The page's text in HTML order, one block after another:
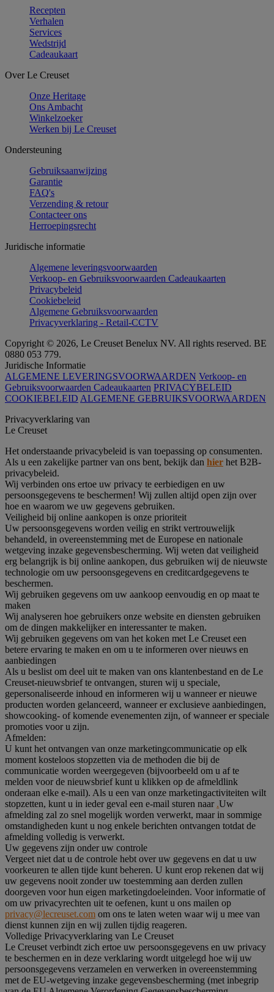
Recepten
Verhalen
Services
Wedstrijd
Cadeaukaart
Over Le Creuset
Onze Heritage
Ons Ambacht
Winkelzoeker
Werken bij Le Creuset
Ondersteuning
Gebruiksaanwijzing
Garantie
FAQ's
Verzending & retour
Contacteer ons
Herroepingsrecht
Juridische informatie
Algemene leveringsvoorwaarden
Verkoop- en Gebruiksvoorwaarden Cadeaukaarten
Privacybeleid
Cookiebeleid
Algemene Gebruiksvoorwaarden
Privacyverklaring - Retail-CCTV
Copyright © 2026, Le Creuset Benelux NV. All rights reserved. BE
0880 053 779.
Juridische Informatie
ALGEMENE LEVERINGSVOORWAARDEN Verkoop- en
Gebruiksvoorwaarden Cadeaukaarten PRIVACYBELEID
COOKIEBELEID ALGEMENE GEBRUIKSVOORWAARDEN
Privacyverklaring van
Le Creuset
Het onderstaande privacybeleid is van toepassing op consumenten.
Als u een zakelijke partner van ons bent, bekijk dan hier het B2B-
privacybeleid.
Wij verbinden ons ertoe uw privacy te eerbiedigen en uw
persoonsgegevens te beschermen! Wij zullen altijd open zijn over
hoe en waarom we uw gegevens gebruiken.
Veiligheid bij online aankopen is onze prioriteit
Uw persoonsgegevens worden veilig en strikt vertrouwelijk
behandeld, in overeenstemming met de Europese en nationale
wetgeving inzake gegevensbescherming. Wij weten dat veiligheid
erg belangrijk is bij online aankopen, dus gebruiken wij de nieuwste
technologie om uw persoonsgegevens en creditcardgegevens te
beschermen.
Wij gebruiken gegevens om uw aankoop eenvoudig en op maat te
maken
Wij analyseren hoe gebruikers onze website en diensten gebruiken
om de dingen makkelijker en interessanter te maken.
Wij gebruiken gegevens om van het koken met Le Creuset een
betere ervaring te maken en om u te informeren over nieuws en
aanbiedingen
Als u beslist om deel uit te maken van ons klantenbestand en de Le
Creuset-nieuwsbrief te ontvangen, sturen wij u speciale,
gepersonaliseerde inhoud en informeren wij u wanneer er nieuwe
producten worden gelanceerd, wanneer er exclusieve aanbiedingen,
showcooking- of komende evenementen zijn, of wanneer er speciale
promoties voor u zijn.
Afmelden:
U kunt het ontvangen van onze marketingcommunicatie op elk
moment kosteloos stopzetten via de methoden die bij de
communicatie worden weergegeven (bijvoorbeeld om u af te
melden voor de nieuwsbrief kunt u klikken op de afmeldlink
onderaan elke e-mail). Als u een van onze marketingactiviteiten wilt
stopzetten, kunt u in ieder geval een e-mail sturen naar .Uw
afmelding zal zo snel mogelijk worden verwerkt, maar in sommige
omstandigheden kunt u nog enkele berichten ontvangen totdat de
afmelding volledig is verwerkt.
Uw gegevens zijn onder uw controle
Vergeet niet dat u de controle hebt over uw gegevens en dat u uw
voorkeuren te allen tijde kunt beheren. U kunt erop rekenen dat wij
uw gegevens nooit zonder uw toestemming aan derden zullen
doorgeven voor hun eigen marketingdoeleinden. Voor informatie of
om uw privacyrechten uit te oefenen, kunt u ons mailen op
privacy@lecreuset.com om ons te laten weten waar wij u mee van
dienst kunnen zijn en wij zullen tijdig reageren.
Volledige Privacyverklaring van Le Creuset
Le Creuset verbindt zich ertoe uw persoonsgegevens en uw privacy
te beschermen en in deze verklaring wordt uitgelegd hoe wij uw
persoonsgegevens verzamelen en verwerken in overeenstemming
met de EU-wetgeving inzake gegevensbescherming (met inbegrip